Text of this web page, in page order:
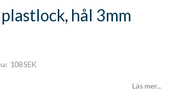
hål 3mm
108 SEK
Läs mer...